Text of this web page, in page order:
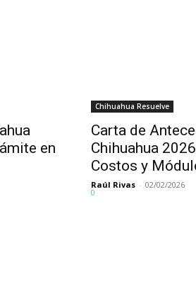
en
Chihuahua Resuelve
Carta de
Chihuahua
Costos y
Raúl Rivas - 02/02/2026
0